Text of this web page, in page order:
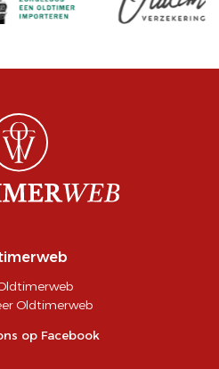
Oldtimerweb
op Facebook